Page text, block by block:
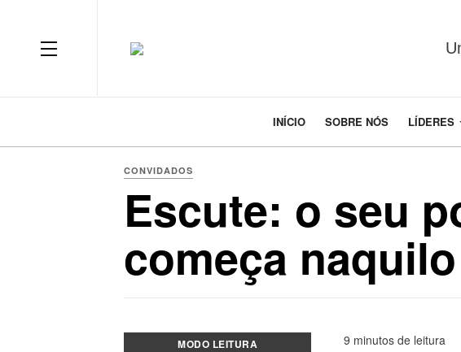
INÍCIO SOBRE NÓS LÍDERES
CONVIDADOS
Escute: o seu
começa
MODO LEITURA 9 minutos de leitura